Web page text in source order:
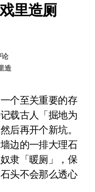
里造厕
论
造
载古人「掘地为
后再开个新坑。
边的一排大理石
隶「暖厕」，保
头不会那么透心